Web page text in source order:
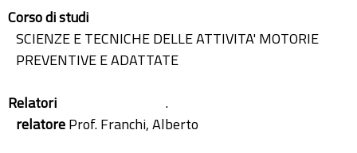
Corso di studi
SCIENZE E TECNICHE DELLE ATTIVITA' MOTORIE
PREVENTIVE E ADATTATE
Relatori
.
relatoreProf. Franchi, Alberto